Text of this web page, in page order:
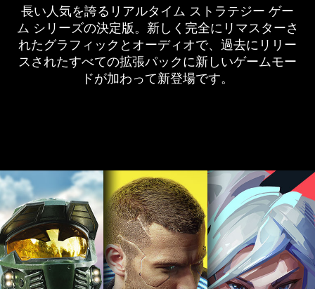
長い人気を誇るリアルタイム ストラテジー ゲー
ム シリーズの決定版。新しく完全にリマスターさ
れたグラフィックとオーディオで、過去にリリー
スされたすべての拡張パックに新しいゲームモー
ドが加わって新登場です。